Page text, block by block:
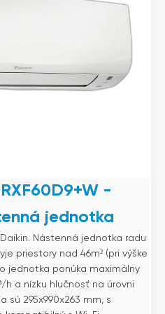
-
jednotka
Nástenná jednotka radu
priestory nad 46m² (pri výške
jednotka ponúka maximálny
h a nízku hlučnosť na úrovni
sú 295x990x263 mm, s